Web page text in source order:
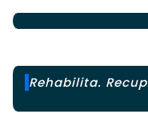
Rehabilita.